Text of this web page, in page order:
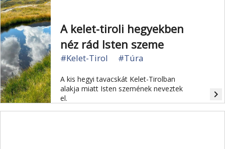
A kelet-tiroli hegyekben
néz rád Isten szeme
#Kelet-Tirol #Túra
A kis hegyi tavacskát Kelet-Tirolban
alakja miatt Isten szemének neveztek
el.
navigate_next